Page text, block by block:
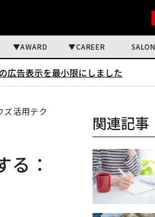
AWARD CAREER SALON
広告表示を最小限にしました
活用テク
：
関連記事